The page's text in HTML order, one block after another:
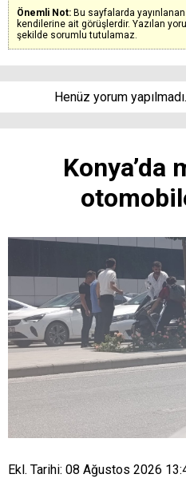
Önemli Not: Bu sayfalarda
kendilerine ait görüşlerdir. Yazılan
şekilde sorumlu tutulamaz.
Henüz yorum
Konya’da
Ekl. Tarihi: 08 Ağustos 2026